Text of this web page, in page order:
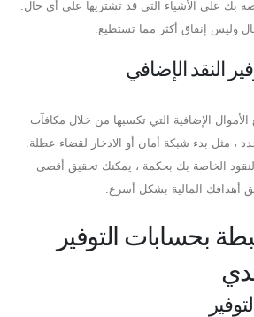
بك على الأشياء التي قد تشتريها على أي حال.
وليس إنفاق أكثر مما تستطيع.
النقد الإضافي
الإضافية التي تكسبها من خلال مكافآت
، مثل بدء شبكة أمان أو الادخار لقضاء عطلة.
الخاصة بك بحكمة ، يمكنك تحقيق أقصى
أهدافك المالية بشكل أسرع.
بحسابات التوفير